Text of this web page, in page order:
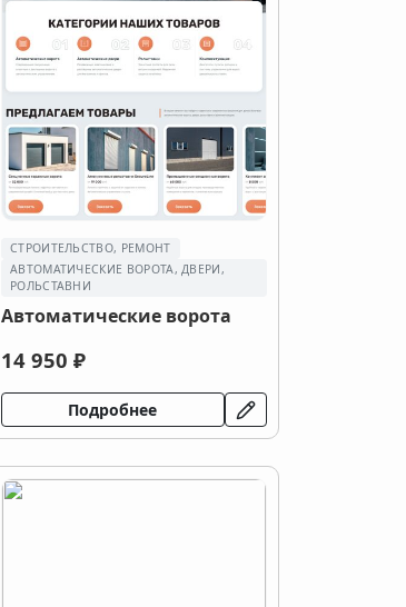
СТРОИТЕЛЬСТВО, РЕМОНТ
АВТОМАТИЧЕСКИЕ ВОРОТА, ДВЕРИ,
РОЛЬСТАВНИ
Автоматические ворота
14 950 ₽
Подробнее